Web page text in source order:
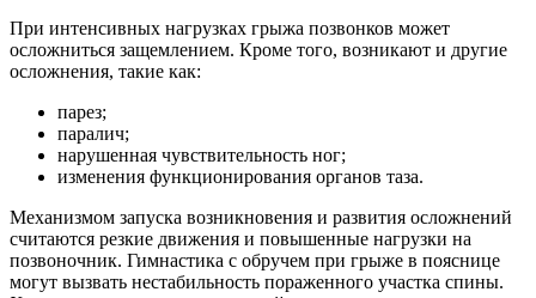
При интенсивных нагрузках грыжа позвонков может
осложниться защемлением. Кроме того, возникают и другие
осложнения, такие как:
парез;
паралич;
нарушенная чувствительность ног;
изменения функционирования органов таза.
Механизмом запуска возникновения и развития осложнений
считаются резкие движения и повышенные нагрузки на
позвоночник. Гимнастика с обручем при грыже в пояснице
могут вызвать нестабильность пораженного участка спины.